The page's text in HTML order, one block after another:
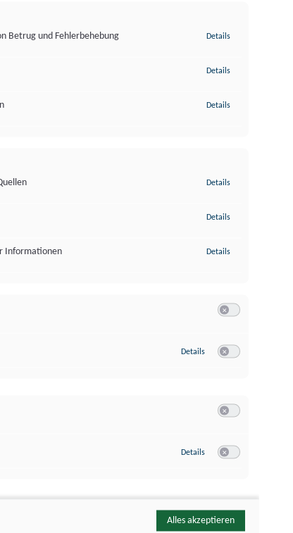
Betrug und Fehlerbehebung
Details
Details
Details
Details
Details
Informationen Details
Details zu Google Analytics
Details zu YouTube
Alles akzeptieren